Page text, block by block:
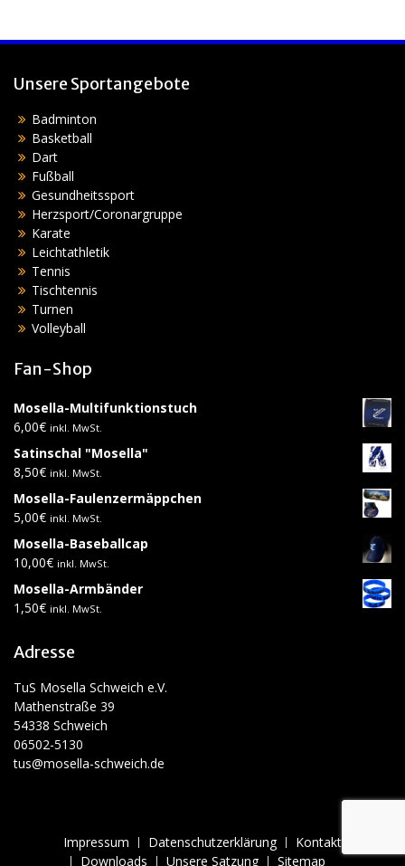
Unsere Sportangebote
Badminton
Basketball
Dart
Fußball
Gesundheitssport
Herzsport/Coronargruppe
Karate
Leichtathletik
Tennis
Tischtennis
Turnen
Volleyball
Fan-Shop
Mosella-Multifunktionstuch
6,00€ inkl. MwSt.
Satinschal "Mosella"
8,50€ inkl. MwSt.
Mosella-Faulenzermäppchen
5,00€ inkl. MwSt.
Mosella-Baseballcap
10,00€ inkl. MwSt.
Mosella-Armbänder
1,50€ inkl. MwSt.
Adresse
TuS Mosella Schweich e.V.
Mathenstraße 39
54338 Schweich
06502-5130
tus@mosella-schweich.de
Impressum Datenschutzerklärung
Kontakt
Downloads
Unsere Satzung Sitemap